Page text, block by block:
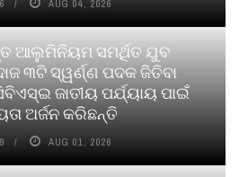
AUG 04, 2026
ଆଲୁମିନିୟମ ସମର୍ଥିତ ଯୁବ
୩ଟି ସ୍ୱର୍ଣ୍ଣ ପଦକ ଜିତିବା
ଜାତୀୟ ପର୍ଯ୍ୟାୟ ପାଇଁ
ଅର୍ଜନ କରିଛନ୍ତି
AUG 01, 2026